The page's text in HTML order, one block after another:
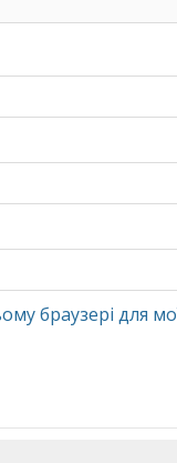
браузері для